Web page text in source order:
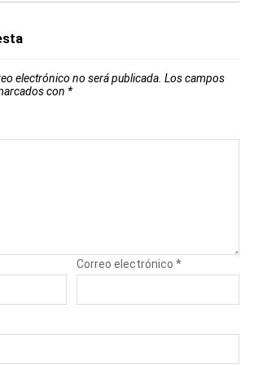
electrónico no será publicada. Los campos
con *
Correo electrónico*